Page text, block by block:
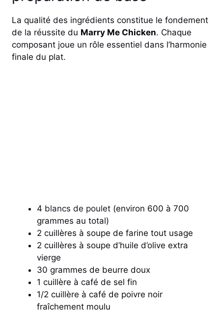
La qualité des ingrédients constitue le fondement
de la réussite du Marry Me Chicken. Chaque
composant joue un rôle essentiel dans l’harmonie
finale du plat.
4 blancs de poulet (environ 600 à 700
grammes au total)
2 cuillères à soupe de farine tout usage
2 cuillères à soupe d’huile d’olive extra
vierge
30 grammes de beurre doux
1 cuillère à café de sel fin
1/2 cuillère à café de poivre noir
fraîchement moulu